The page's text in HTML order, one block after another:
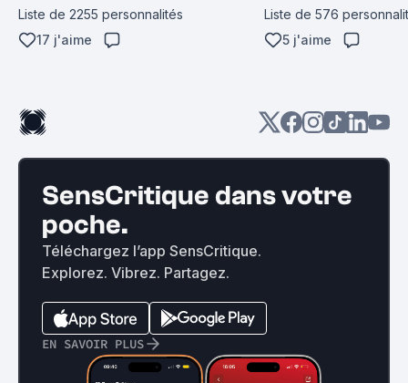
Liste de 2255 personnalités
17 j'aime
Liste de 576
5 j'aime
SensCritique dans votre
poche.
Téléchargez l’app SensCritique.
Explorez. Vibrez. Partagez.
EN SAVOIR PLUS